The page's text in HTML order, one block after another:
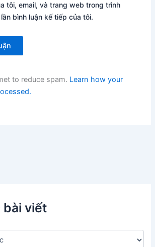
tôi, email, và trang web trong trình
bình luận kế tiếp của tôi.
to reduce spam. Learn how your
bài viết